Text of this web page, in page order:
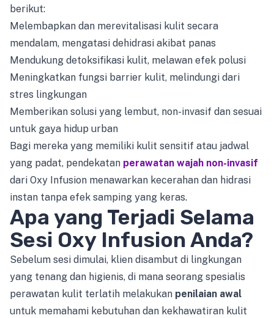
berikut:
Melembapkan dan merevitalisasi kulit secara
mendalam, mengatasi dehidrasi akibat panas
Mendukung detoksifikasi kulit, melawan efek polusi
Meningkatkan fungsi barrier kulit, melindungi dari
stres lingkungan
Memberikan solusi yang lembut, non-invasif dan sesuai
untuk gaya hidup urban
Bagi mereka yang memiliki kulit sensitif atau jadwal
yang padat, pendekatan perawatan wajah non-invasif
dari Oxy Infusion menawarkan kecerahan dan hidrasi
instan tanpa efek samping yang keras.
Apa yang Terjadi Selama
Sesi Oxy Infusion Anda?
Sebelum sesi dimulai, klien disambut di lingkungan
yang tenang dan higienis, di mana seorang spesialis
perawatan kulit terlatih melakukan penilaian awal
untuk memahami kebutuhan dan kekhawatiran kulit